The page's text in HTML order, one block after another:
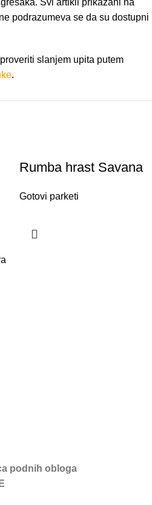
Svi artikli prikazani na
podrazumeva se da su dostupni
slanjem upita putem
.
Rumba hrast Savana
Gotovi parketi
podnih obloga